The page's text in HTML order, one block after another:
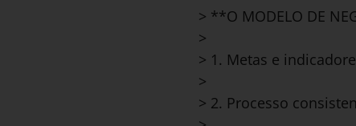
> **O MODELO DE
>
> 1. Metas e
>
> 2. Processo